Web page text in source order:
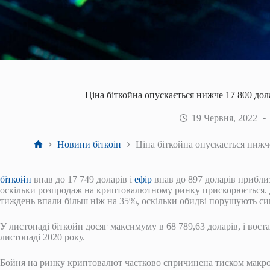
Ціна біткойна опускається нижче 17 800
19 Червня, 2022
Головна
Новини біткоін Ціна біткойна опускається
біткойн впав до 17 749 доларів і ефір впав до 897 доларів
оскільки розпродаж на криптовалютному ринку
тиждень впали більш ніж на 35%, оскільки обидві порушують
У листопаді біткойн досяг максимуму в 68 789,63 доларів, і
листопаді 2020 року.
Бойня на ринку криптовалют частково спричинена тиском